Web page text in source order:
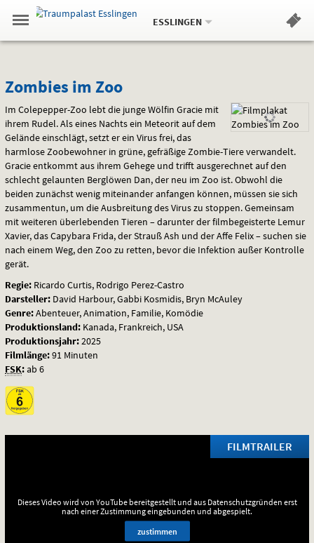
Springe
zum
,zum
.
Navigation
Gehe
zur
Standortauswahl
Standort:
ESSLINGEN.
Hinweis
Zombies
im
Zoo
Zombies im Zoo
Im Colepepper-Zoo lebt die junge Wölfin Gracie mit
ihrem Rudel. Als eines Nachts ein Meteorit auf dem
Gelände einschlägt, setzt er ein Virus frei, das
harmlose Zoobewohner in grüne, gefräßige Zombie-Tiere verwandelt.
Gracie entkommt aus ihrem Gehege und trifft ausgerechnet auf den
schlecht gelaunten Berglöwen Dan, der neu im Zoo ist. Obwohl die
beiden zunächst wenig miteinander anfangen können, müssen sie sich
zusammentun, um die Ausbreitung des Virus zu stoppen. Gemeinsam
mit weiteren überlebenden Tieren – darunter der filmbegeisterte Lemur
Xavier, das Capybara Frida, der Strauß Ash und der Affe Felix – suchen sie
nach einem Weg, den Zoo zu retten, bevor die Infektion außer Kontrolle
gerät.
Regie: Ricardo Curtis, Rodrigo Perez-Castro
Darsteller: David Harbour, Gabbi Kosmidis, Bryn McAuley
Genre:Abenteuer, Animation, Familie, Komödie
Produktionsland: Kanada, Frankreich, USA
Produktionsjahr:2025
Filmlänge:91 Minuten
FSK:ab 6
FILMTRAILER
Dieses Video wird von YouTube bereitgestellt und aus Datenschutzgründen erst
nach einer Zustimmung eingebunden und abgespielt.
zustimmen